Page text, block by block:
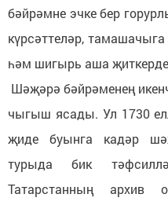
бәйрәмне эчке бер
күрсәттеләр,
һәм шигырь аша
Шәҗәрә бәйрәменең
чыгыш ясады. Ул 1730
җиде буынга кадәр
турыда бик
Татарстанның архив